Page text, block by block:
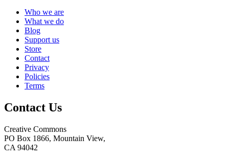
Who we are
What we do
Blog
Support us
Store
Contact
Privacy
Policies
Terms
Contact Us
Creative Commons
PO Box 1866, Mountain View,
CA 94042